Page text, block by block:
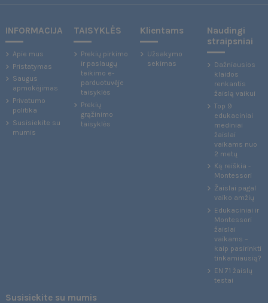
INFORMACIJA
Apie mus
Pristatymas
Saugus
apmokėjimas
Privatumo
politika
Susisiekite su
mumis
TAISYKLĖS
Prekių pirkimo
ir paslaugų
teikimo e-
parduotuvėje
taisyklės
Prekių
grąžinimo
taisyklės
Klientams
Užsakymo
sekimas
Naudingi
straipsniai
Dažniausios
klaidos
renkantis
žaislą vaikui
Top 9
edukaciniai
mediniai
žaislai
vaikams nuo
2 metų
Ką reiškia -
Montessori
Žaislai pagal
vaiko amžių
Edukaciniai ir
Montessori
žaislai
vaikams –
kaip pasirinkti
tinkamiausią?
EN 71 žaislų
testai
Susisiekite su mumis